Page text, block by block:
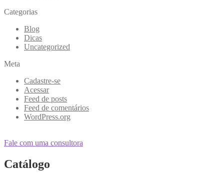
Categorias
Blog
Dicas
Uncategorized
Meta
Cadastre-se
Acessar
Feed de posts
Feed de comentários
WordPress.org
Fale com uma consultora
Catálogo